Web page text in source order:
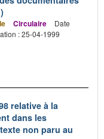
Circulaire
Date
: 25-04-1999
relative à la
dans les
non paru au